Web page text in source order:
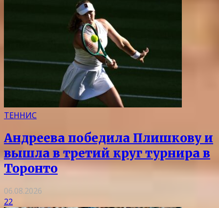
ТЕННИС
Андреева победила Плишкову и
вышла в третий круг турнира в
Торонто
06.08.2026
22